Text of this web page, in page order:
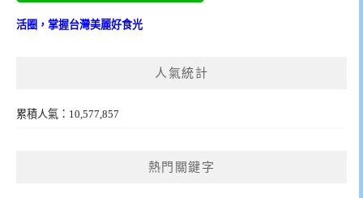
活圈，掌握台灣美麗好食光
人氣統計
累積人氣：10,577,857
熱門關鍵字